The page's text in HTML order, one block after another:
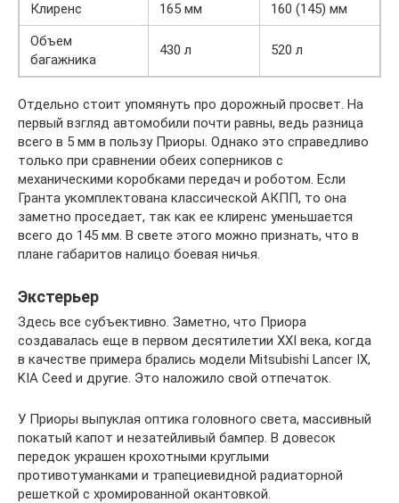
Клиренс 165 мм
160 (145) мм
Объем
багажника
430 л 520 л
Отдельно стоит упомянуть про дорожный просвет. На
первый взгляд автомобили почти равны, ведь разница
всего в 5 мм в пользу Приоры. Однако это справедливо
только при сравнении обеих соперников с
механическими коробками передач и роботом. Если
Гранта укомплектована классической АКПП, то она
заметно проседает, так как ее клиренс уменьшается
всего до 145 мм. В свете этого можно признать, что в
плане габаритов налицо боевая ничья.
Экстерьер
Здесь все субъективно. Заметно, что Приора
создавалась еще в первом десятилетии XXI века, когда
в качестве примера брались модели Mitsubishi Lancer IX,
KIA Ceed и другие. Это наложило свой отпечаток.
У Приоры выпуклая оптика головного света, массивный
покатый капот и незатейливый бампер. В довесок
передок украшен крохотными круглыми
противотуманками и трапециевидной радиаторной
решеткой с хромированной окантовкой.